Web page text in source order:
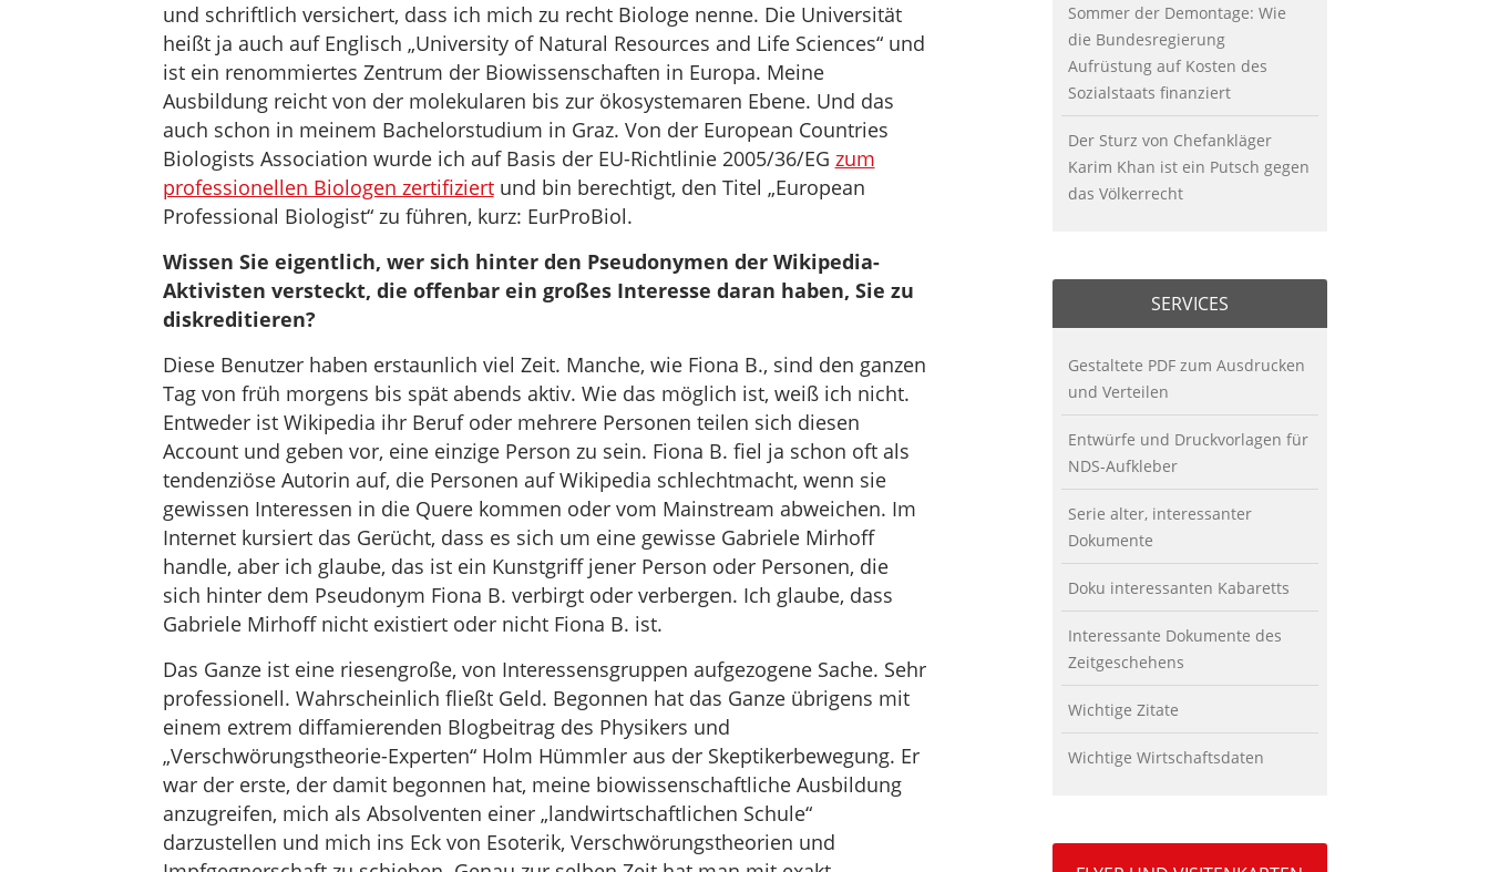
und schriftlich versichert, dass ich mich zu recht Biologe nenne. Die Universität
heißt ja auch auf Englisch „University of Natural Resources and Life Sciences“ und
ist ein renommiertes Zentrum der Biowissenschaften in Europa. Meine
Ausbildung reicht von der molekularen bis zur ökosystemaren Ebene. Und das
auch schon in meinem Bachelorstudium in Graz. Von der European Countries
Biologists Association wurde ich auf Basis der EU-Richtlinie 2005/36/EG zum
professionellen Biologen zertifiziertund bin berechtigt, den Titel „European
Professional Biologist“ zu führen, kurz: EurProBiol.
Wissen Sie eigentlich, wer sich hinter den Pseudonymen der Wikipedia-
Aktivisten versteckt, die offenbar ein großes Interesse daran haben, Sie zu
diskreditieren?
Diese Benutzer haben erstaunlich viel Zeit. Manche, wie Fiona B., sind den ganzen
Tag von früh morgens bis spät abends aktiv. Wie das möglich ist, weiß ich nicht.
Entweder ist Wikipedia ihr Beruf oder mehrere Personen teilen sich diesen
Account und geben vor, eine einzige Person zu sein. Fiona B. fiel ja schon oft als
tendenziöse Autorin auf, die Personen auf Wikipedia schlechtmacht, wenn sie
gewissen Interessen in die Quere kommen oder vom Mainstream abweichen. Im
Internet kursiert das Gerücht, dass es sich um eine gewisse Gabriele Mirhoff
handle, aber ich glaube, das ist ein Kunstgriff jener Person oder Personen, die
sich hinter dem Pseudonym Fiona B. verbirgt oder verbergen. Ich glaube, dass
Gabriele Mirhoff nicht existiert oder nicht Fiona B. ist.
Das Ganze ist eine riesengroße, von Interessensgruppen aufgezogene Sache. Sehr
professionell. Wahrscheinlich fließt Geld. Begonnen hat das Ganze übrigens mit
einem extrem diffamierenden Blogbeitrag des Physikers und
„Verschwörungstheorie-Experten“ Holm Hümmler aus der Skeptikerbewegung. Er
war der erste, der damit begonnen hat, meine biowissenschaftliche Ausbildung
anzugreifen, mich als Absolventen einer „landwirtschaftlichen Schule“
darzustellen und mich ins Eck von Esoterik, Verschwörungstheorien und
Sommer der Demontage: Wie
die Bundesregierung
Aufrüstung auf Kosten des
Sozialstaats finanziert
Der Sturz von Chefankläger
Karim Khan ist ein Putsch gegen
das Völkerrecht
SERVICES
Gestaltete PDF zum Ausdrucken
und Verteilen
Entwürfe und Druckvorlagen für
NDS-Aufkleber
Serie alter, interessanter
Dokumente
Doku interessanten Kabaretts
Interessante Dokumente des
Zeitgeschehens
Wichtige Zitate
Wichtige Wirtschaftsdaten